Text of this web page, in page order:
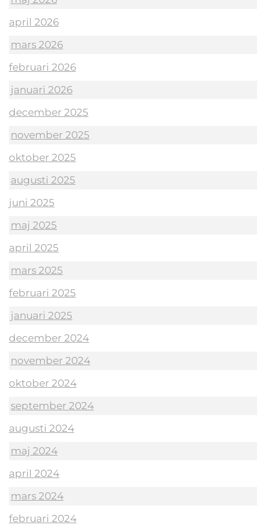
april 2026
mars 2026
februari 2026
januari 2026
december 2025
november 2025
oktober 2025
augusti 2025
juni 2025
maj 2025
april 2025
mars 2025
februari 2025
januari 2025
december 2024
november 2024
oktober 2024
september 2024
augusti 2024
maj 2024
april 2024
mars 2024
februari 2024